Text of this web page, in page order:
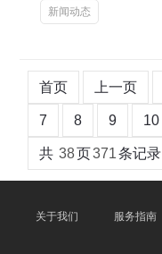
新闻动态
首页 上一页
7 8 9 10
共 38页371条记录
关于我们 服务指南